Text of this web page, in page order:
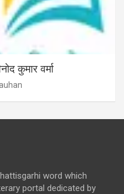
कुमार वर्मा
word which
portal dedicated by